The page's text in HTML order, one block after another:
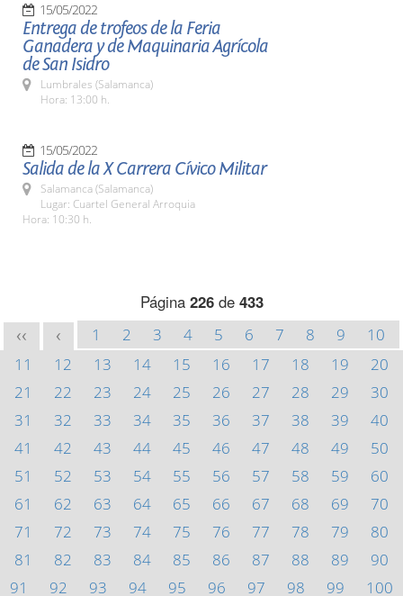
15/05/2022
Entrega de trofeos de la Feria
Ganadera y de Maquinaria Agrícola
de San Isidro
Lumbrales (Salamanca)
Hora: 13:00 h.
15/05/2022
Salida de la X Carrera Cívico Militar
Salamanca (Salamanca)
Lugar: Cuartel General Arroquia
Hora: 10:30 h.
Página 226de 433
<< < 1 2 3 4 5 6 7 8 9
10
11
12 13 14 15 16 17 18 19
20
21
22 23 24 25 26 27 28 29
30
31
32 33 34 35 36 37 38 39
40
41
42 43 44 45 46 47 48 49
50
51
52 53 54 55 56 57 58 59
60
61
62 63 64 65 66 67 68 69
70
71
72 73 74 75 76 77 78 79
80
81
82 83 84 85 86 87 88 89
90
91
92 93 94 95 96 97 98 99
100